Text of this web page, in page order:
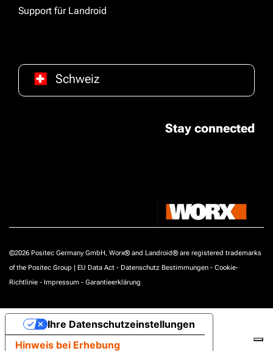
Support für Landroid
Schweiz
Stay connected
©2026 Positec Germany GmbH, Worx® and Landroid® are registered trademarks
of the Positec Group | EU Data Act - Datenschutz Bestimmungen - Cookie-
Richtlinie - Impressum - Garantieerklärung
Hinweis bei Erhebung
Ihre Datenschutzeinstellungen